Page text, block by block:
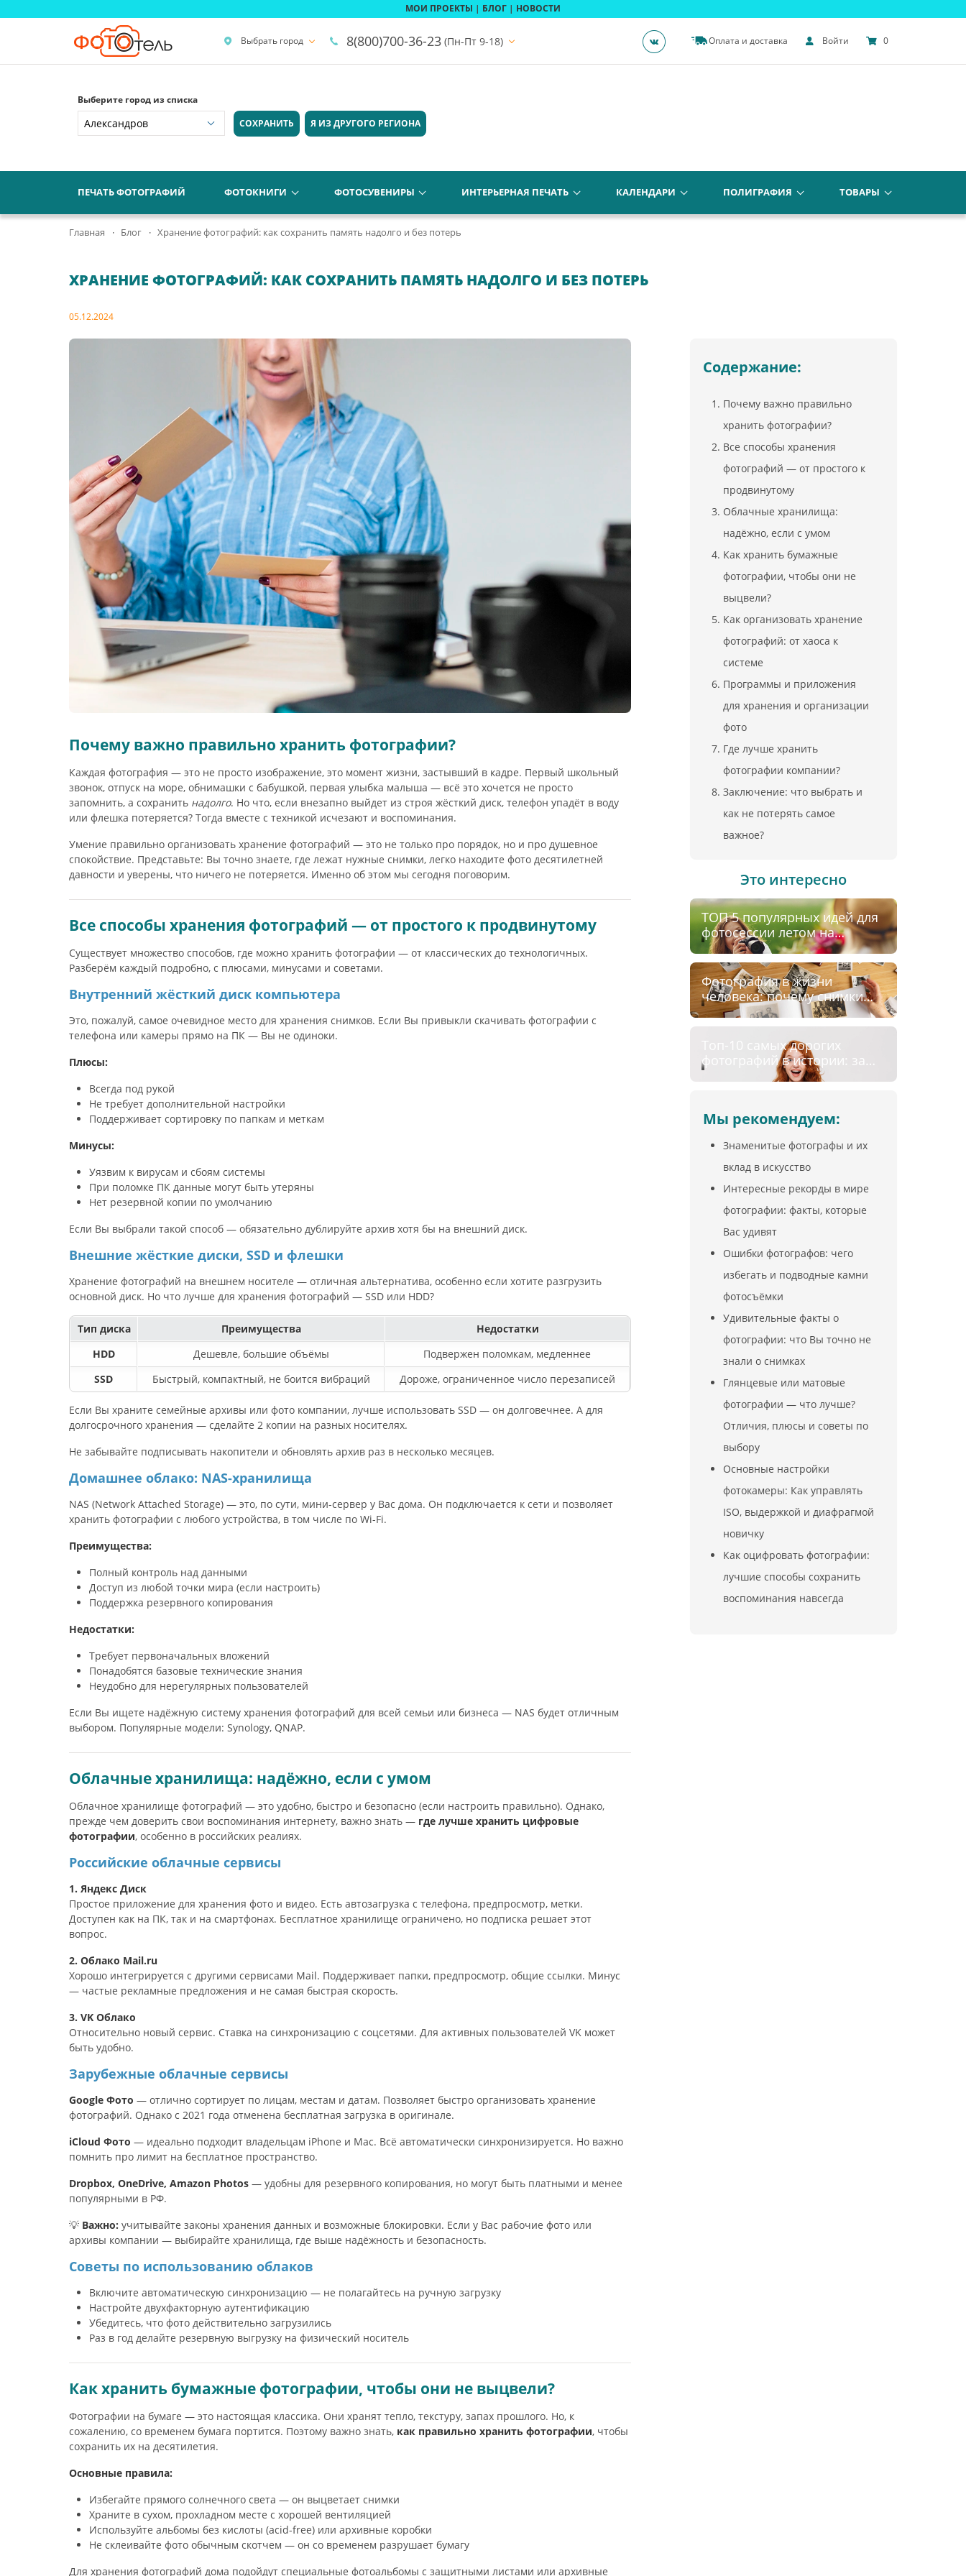
МОИ ПРОЕКТЫ | БЛОГ | НОВОСТИ
Выбрать город 8(800)700-36-23 (Пн-Пт 9-18) Оплата и доставка Войти 0
Выберите город из списка
СОХРАНИТЬ
Я ИЗ ДРУГОГО РЕГИОНА
ПЕЧАТЬ ФОТОГРАФИЙ ФОТОКНИГИ ФОТОСУВЕНИРЫ ИНТЕРЬЕРНАЯ ПЕЧАТЬ КАЛЕНДАРИ ПОЛИГРАФИЯ ТОВАРЫ
Главная Блог Хранение фотографий: как сохранить память надолго и без потерь
ХРАНЕНИЕ ФОТОГРАФИЙ: КАК СОХРАНИТЬ ПАМЯТЬ НАДОЛГО И БЕЗ ПОТЕРЬ
05.12.2024
Почему важно правильно хранить фотографии?
Каждая фотография — это не просто изображение, это момент жизни, застывший в кадре. Первый школьный
звонок, отпуск на море, обнимашки с бабушкой, первая улыбка малыша — всё это хочется не просто
запомнить, а сохранить надолго. Но что, если внезапно выйдет из строя жёсткий диск, телефон упадёт в воду
или флешка потеряется? Тогда вместе с техникой исчезают и воспоминания.
Умение правильно организовать хранение фотографий — это не только про порядок, но и про душевное
спокойствие. Представьте: Вы точно знаете, где лежат нужные снимки, легко находите фото десятилетней
давности и уверены, что ничего не потеряется. Именно об этом мы сегодня поговорим.
Все способы хранения фотографий — от простого к продвинутому
Существует множество способов, где можно хранить фотографии — от классических до технологичных.
Разберём каждый подробно, с плюсами, минусами и советами.
Внутренний жёсткий диск компьютера
Это, пожалуй, самое очевидное место для хранения снимков. Если Вы привыкли скачивать фотографии с
телефона или камеры прямо на ПК — Вы не одиноки.
Плюсы:
Всегда под рукой
Не требует дополнительной настройки
Поддерживает сортировку по папкам и меткам
Минусы:
Уязвим к вирусам и сбоям системы
При поломке ПК данные могут быть утеряны
Нет резервной копии по умолчанию
Если Вы выбрали такой способ — обязательно дублируйте архив хотя бы на внешний диск.
Внешние жёсткие диски, SSD и флешки
Хранение фотографий на внешнем носителе — отличная альтернатива, особенно если хотите разгрузить
основной диск. Но что лучше для хранения фотографий — SSD или HDD?
Тип диска Преимущества
Недостатки
HDD
Дешевле, большие объёмы
Подвержен поломкам, медленнее
SSD
Быстрый, компактный, не боится вибраций Дороже, ограниченное число перезаписей
Если Вы храните семейные архивы или фото компании, лучше использовать SSD — он долговечнее. А для
долгосрочного хранения — сделайте 2 копии на разных носителях.
Не забывайте подписывать накопители и обновлять архив раз в несколько месяцев.
Домашнее облако: NAS-хранилища
NAS (Network Attached Storage) — это, по сути, мини-сервер у Вас дома. Он подключается к сети и позволяет
хранить фотографии с любого устройства, в том числе по Wi-Fi.
Преимущества:
Полный контроль над данными
Доступ из любой точки мира (если настроить)
Поддержка резервного копирования
Недостатки:
Требует первоначальных вложений
Понадобятся базовые технические знания
Неудобно для нерегулярных пользователей
Если Вы ищете надёжную систему хранения фотографий для всей семьи или бизнеса — NAS будет отличным
выбором. Популярные модели: Synology, QNAP.
Облачные хранилища: надёжно, если с умом
Облачное хранилище фотографий — это удобно, быстро и безопасно (если настроить правильно). Однако,
прежде чем доверить свои воспоминания интернету, важно знать — где лучше хранить цифровые
фотографии, особенно в российских реалиях.
Российские облачные сервисы
1. Яндекс Диск
Простое приложение для хранения фото и видео. Есть автозагрузка с телефона, предпросмотр, метки.
Доступен как на ПК, так и на смартфонах. Бесплатное хранилище ограничено, но подписка решает этот
вопрос.
2. Облако Mail.ru
Хорошо интегрируется с другими сервисами Mail. Поддерживает папки, предпросмотр, общие ссылки. Минус
— частые рекламные предложения и не самая быстрая скорость.
3. VK Облако
Относительно новый сервис. Ставка на синхронизацию с соцсетями. Для активных пользователей VK может
быть удобно.
Зарубежные облачные сервисы
Google Фото — отлично сортирует по лицам, местам и датам. Позволяет быстро организовать хранение
фотографий. Однако с 2021 года отменена бесплатная загрузка в оригинале.
iCloud Фото — идеально подходит владельцам iPhone и Mac. Всё автоматически синхронизируется. Но важно
помнить про лимит на бесплатное пространство.
Dropbox, OneDrive, Amazon Photos — удобны для резервного копирования, но могут быть платными и менее
популярными в РФ.
💡 Важно: учитывайте законы хранения данных и возможные блокировки. Если у Вас рабочие фото или
архивы компании — выбирайте хранилища, где выше надёжность и безопасность.
Советы по использованию облаков
Включите автоматическую синхронизацию — не полагайтесь на ручную загрузку
Настройте двухфакторную аутентификацию
Убедитесь, что фото действительно загрузились
Раз в год делайте резервную выгрузку на физический носитель
Как хранить бумажные фотографии, чтобы они не выцвели?
Фотографии на бумаге — это настоящая классика. Они хранят тепло, текстуру, запах прошлого. Но, к
сожалению, со временем бумага портится. Поэтому важно знать, как правильно хранить фотографии, чтобы
сохранить их на десятилетия.
Основные правила:
Избегайте прямого солнечного света — он выцветает снимки
Храните в сухом, прохладном месте с хорошей вентиляцией
Используйте альбомы без кислоты (acid-free) или архивные коробки
Не склеивайте фото обычным скотчем — он со временем разрушает бумагу
Для хранения фотографий дома подойдут специальные фотоальбомы с защитными листами или архивные
Содержание:
Почему важно правильно
хранить фотографии?
Все способы хранения
фотографий — от простого к
продвинутому
Облачные хранилища:
надёжно, если с умом
Как хранить бумажные
фотографии, чтобы они не
выцвели?
Как организовать хранение
фотографий: от хаоса к
системе
Программы и приложения
для хранения и организации
фото
Где лучше хранить
фотографии компании?
Заключение: что выбрать и
как не потерять самое
важное?
Это интересно
ТОП 5 популярных идей для
фотосессии летом на
природе
Фотография в жизни
человека: почему снимки
сильнее слов
Топ-10 самых дорогих
фотографий в истории: за
что платят миллионы?
Мы рекомендуем:
Знаменитые фотографы и их
вклад в искусство
Интересные рекорды в мире
фотографии: факты, которые
Вас удивят
Ошибки фотографов: чего
избегать и подводные камни
фотосъёмки
Удивительные факты о
фотографии: что Вы точно не
знали о снимках
Глянцевые или матовые
фотографии — что лучше?
Отличия, плюсы и советы по
выбору
Основные настройки
фотокамеры: Как управлять
ISO, выдержкой и диафрагмой
новичку
Как оцифровать фотографии:
лучшие способы сохранить
воспоминания навсегда